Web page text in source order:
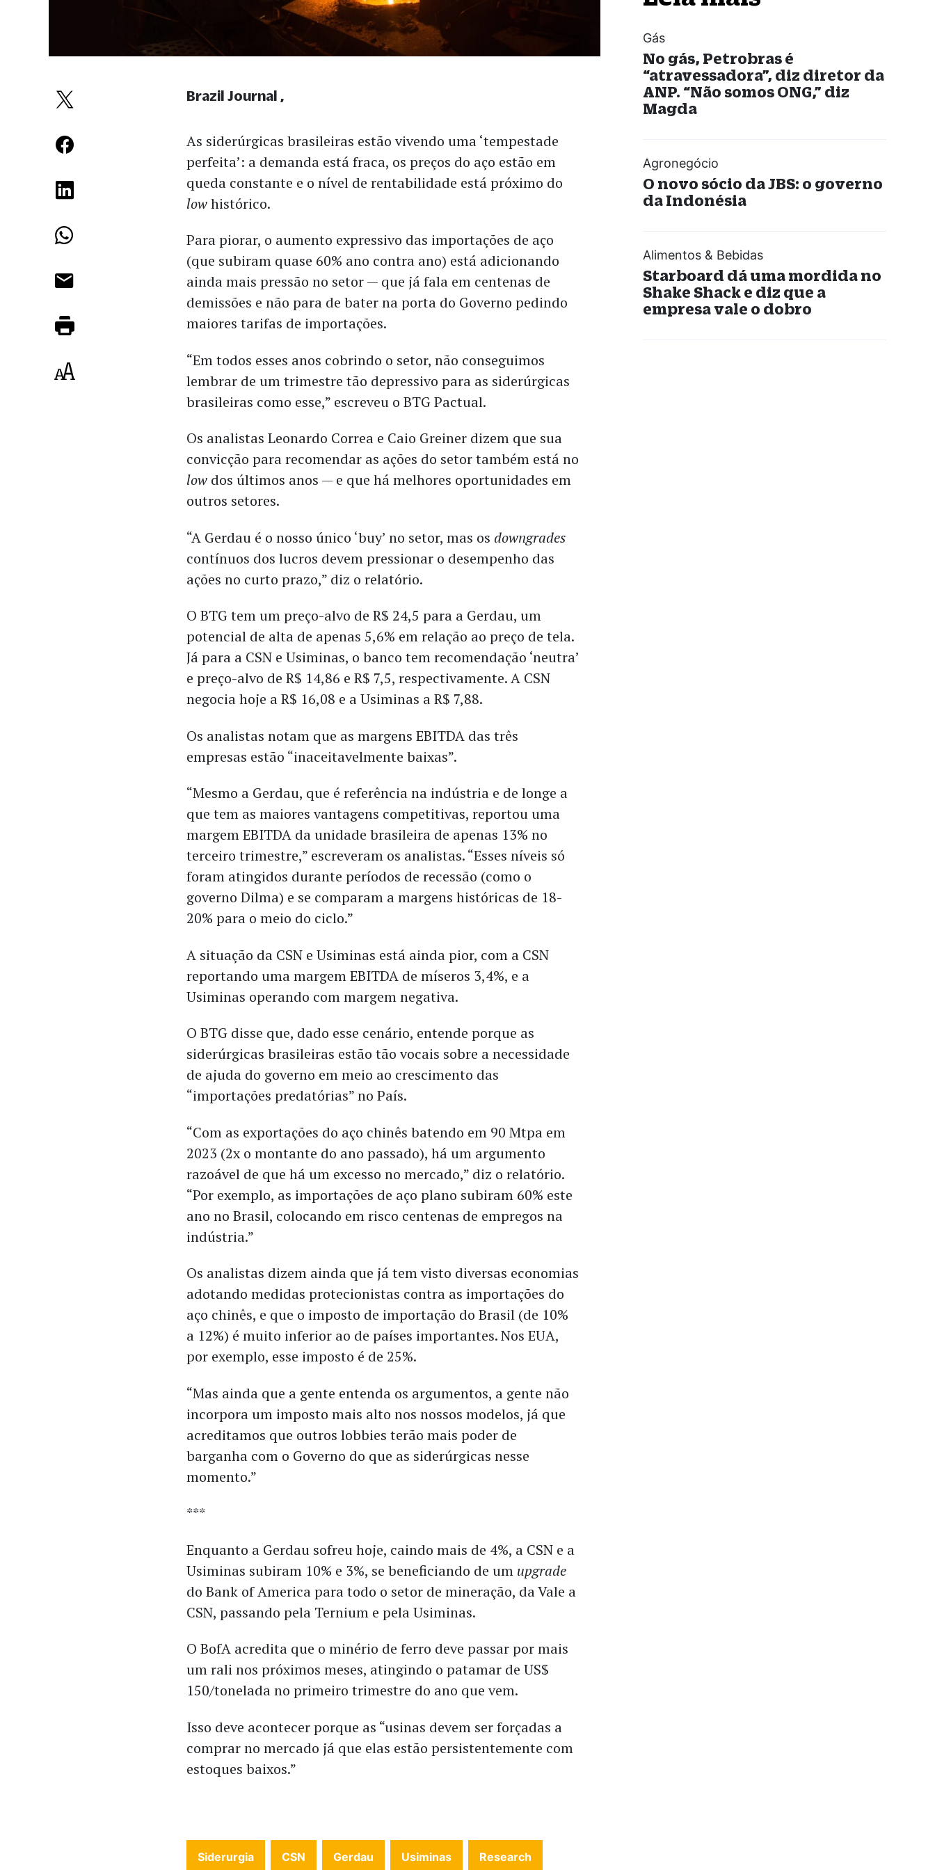
As siderúrgicas brasileiras estão vivendo uma ‘tempestade
perfeita’: a demanda está fraca, os preços do aço estão em
queda constante e o nível de rentabilidade está próximo do
lowhistórico.
Para piorar, o aumento expressivo das importações de aço
(que subiram quase 60% ano contra ano) está adicionando
ainda mais pressão no setor — que já fala em centenas de
demissões e não para de bater na porta do Governo pedindo
maiores tarifas de importações.
“Em todos esses anos cobrindo o setor, não conseguimos
lembrar de um trimestre tão depressivo para as siderúrgicas
brasileiras como esse,” escreveu o BTG Pactual.
Os analistas Leonardo Correa e Caio Greiner dizem que sua
convicção para recomendar as ações do setor também está no
low dos últimos anos — e que há melhores oportunidades em
outros setores.
“A Gerdau é o nosso único ‘buy’ no setor, mas os downgrades
contínuos dos lucros devem pressionar o desempenho das
ações no curto prazo,” diz o relatório.
O BTG tem um preço-alvo de R$ 24,5 para a Gerdau, um
potencial de alta de apenas 5,6% em relação ao preço de tela.
Já para a CSN e Usiminas, o banco tem recomendação ‘neutra’
e preço-alvo de R$ 14,86 e R$ 7,5, respectivamente. A CSN
negocia hoje a R$ 16,08 e a Usiminas a R$ 7,88.
Os analistas notam que as margens EBITDA das três
empresas estão “inaceitavelmente baixas”.
“Mesmo a Gerdau, que é referência na indústria e de longe a
que tem as maiores vantagens competitivas, reportou uma
margem EBITDA da unidade brasileira de apenas 13% no
terceiro trimestre,” escreveram os analistas. “Esses níveis só
foram atingidos durante períodos de recessão (como o
governo Dilma) e se comparam a margens históricas de 18-
20% para o meio do ciclo.”
A situação da CSN e Usiminas está ainda pior, com a CSN
reportando uma margem EBITDA de míseros 3,4%, e a
Usiminas operando com margem negativa.
O BTG disse que, dado esse cenário, entende porque as
siderúrgicas brasileiras estão tão vocais sobre a necessidade
de ajuda do governo em meio ao crescimento das
“importações predatórias” no País.
“Com as exportações do aço chinês batendo em 90 Mtpa em
2023 (2x o montante do ano passado), há um argumento
razoável de que há um excesso no mercado,” diz o relatório.
“Por exemplo, as importações de aço plano subiram 60% este
ano no Brasil, colocando em risco centenas de empregos na
indústria.”
Os analistas dizem ainda que já tem visto diversas economias
adotando medidas protecionistas contra as importações do
aço chinês, e que o imposto de importação do Brasil (de 10%
a 12%) é muito inferior ao de países importantes. Nos EUA,
por exemplo, esse imposto é de 25%.
“Mas ainda que a gente entenda os argumentos, a gente não
incorpora um imposto mais alto nos nossos modelos, já que
acreditamos que outros lobbies terão mais poder de
barganha com o Governo do que as siderúrgicas nesse
momento.”
***
Enquanto a Gerdau sofreu hoje, caindo mais de 4%, a CSN e a
Usiminas subiram 10% e 3%, se beneficiando de um upgrade
do Bank of America para todo o setor de mineração, da Vale a
CSN, passando pela Ternium e pela Usiminas.
O BofA acredita que o minério de ferro deve passar por mais
um rali nos próximos meses, atingindo o patamar de US$
150/tonelada no primeiro trimestre do ano que vem.
Isso deve acontecer porque as “usinas devem ser forçadas a
comprar no mercado já que elas estão persistentemente com
estoques baixos.”
Brazil Journal
Siderurgia CSN Gerdau Usiminas Research
Gás
No gás, Petrobras é
“atravessadora”, diz diretor da
ANP. “Não somos ONG,” diz
Magda
Agronegócio
O novo sócio da JBS: o governo
da Indonésia
Alimentos & Bebidas
Starboard dá uma mordida no
Shake Shack e diz que a
empresa vale o dobro